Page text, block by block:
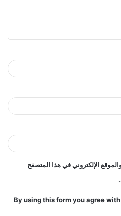
الإلكتروني في هذا المتصفح
By using this form you agree